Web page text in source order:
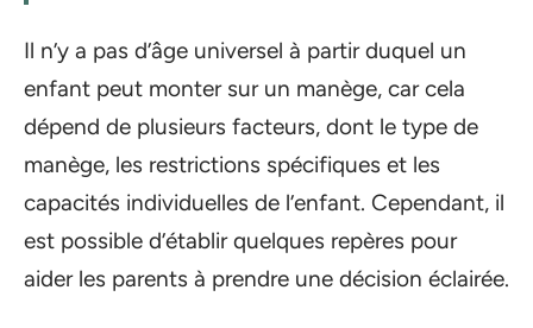
Il n’y a pas d’âge universel à partir duquel un
enfant peut monter sur un manège, car cela
dépend de plusieurs facteurs, dont le type de
manège, les restrictions spécifiques et les
capacités individuelles de l’enfant. Cependant, il
est possible d’établir quelques repères pour
aider les parents à prendre une décision éclairée.